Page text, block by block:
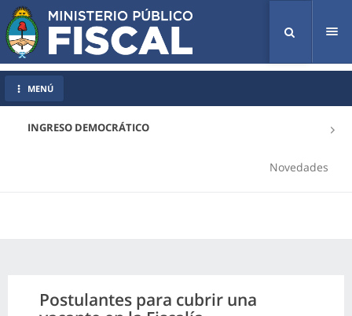
INGRESO DEMOCRÁTICO
Novedades
MENÚ
Postulantes para cubrir una